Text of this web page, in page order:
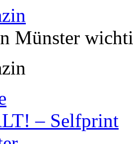
Münster
– Selfprint